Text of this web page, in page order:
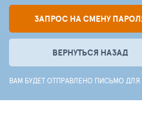
ЗАПРОС НА СМЕНУ
ВЕРНУТЬСЯ НАЗАД
ВАМ БУДЕТ ОТПРАВЛЕНО ПИСЬМО